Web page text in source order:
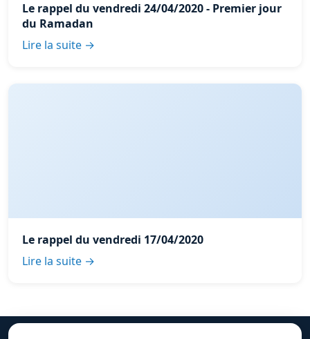
Le rappel du vendredi 24/04/2020 - Premier jour
du Ramadan
Lire la suite →
Le rappel du vendredi 17/04/2020
Lire la suite →